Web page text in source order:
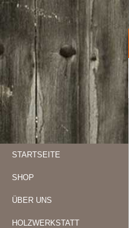
STARTSEITE
SHOP
ÜBER UNS
HOLZWERKSTATT